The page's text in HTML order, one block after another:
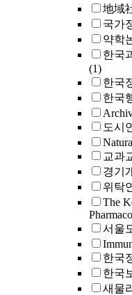
地域
국가
약학
한국
(1)
한국
한국
도시
교과
경기
위탁
The
서울
한국
한국
새물리